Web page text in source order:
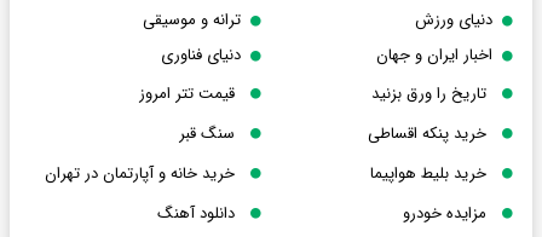
دنیای ورزش
ترانه و موسیقی
اخبار ایران و جهان
دنیای فناوری
تاریخ را ورق بزنید
قیمت تتر امروز
خرید پنکه اقساطی
سنگ قبر
خرید بلیط هواپیما
خرید خانه و آپارتمان در تهران
مزایده خودرو
دانلود آهنگ